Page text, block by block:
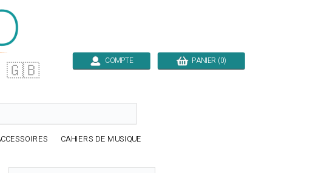
🇬🇧 COMPTE PANIER (0)
CAHIERS DE MUSIQUE